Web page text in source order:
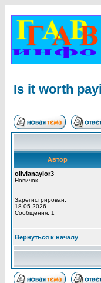
Is it worth
Автор
olivianaylor3
Новичок
Зарегистрирован:
18.05.2026
Сообщения: 1
Вернуться к началу